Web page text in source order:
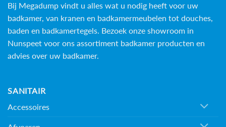
Bij Megadump vindt u alles wat u nodig heeft voor uw
badkamer, van kranen en badkamermeubelen tot douches,
baden en badkamertegels. Bezoek onze showroom in
Nunspeet voor ons assortiment badkamer producten en
advies over uw badkamer.
SANITAIR
Accessoires